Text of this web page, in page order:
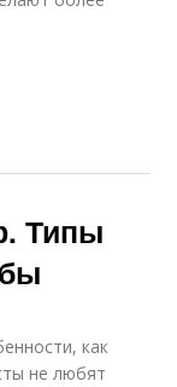
Типы
как
не любят